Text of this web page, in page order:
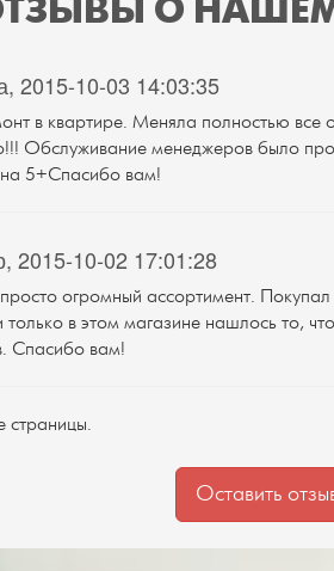
О
2015-10-03 14:03:35
в квартире. Меняла полностью все
Обслуживание менеджеров было
на 5+Спасибо вам!
2015-10-02 17:01:28
огромный ассортимент.
только в этом магазине нашлось то,
Спасибо вам!
страницы.
Оставить